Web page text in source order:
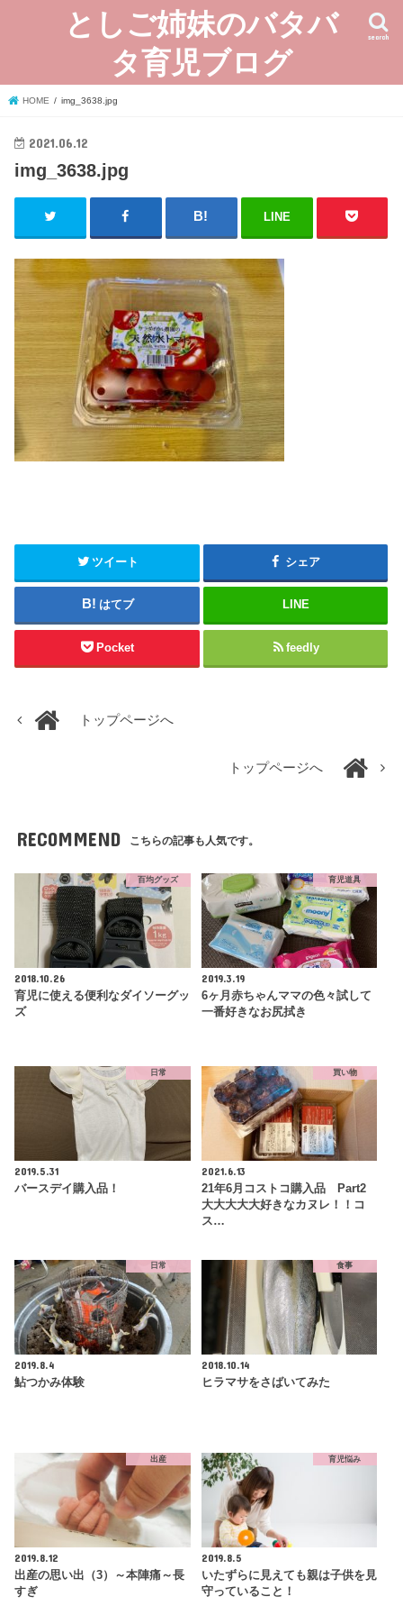
としご姉妹のバタバ
タ育児ブログ
search
HOME img_3638.jpg
2021.06.12
img_3638.jpg
LINE
ツイート シェア
はてブ LINE
Pocket feedly
トップページへ
トップページへ
RECOMMEND こちらの記事も人気です。
百均グッズ
2018.10.26
育児に使える便利なダイソーグッ
ズ
育児道具
2019.3.19
6ヶ月赤ちゃんママの色々試して
一番好きなお尻拭き
日常
2019.5.31
バースデイ購入品！
買い物
2021.6.13
21年6月コストコ購入品 Part2
大大大大大好きなカヌレ！！コ
ス…
日常
2019.8.4
鮎つかみ体験
食事
2018.10.14
ヒラマサをさばいてみた
出産
2019.8.12
出産の思い出（3）～本陣痛～長
すぎ
育児悩み
2019.8.5
いたずらに見えても親は子供を見
守っていること！